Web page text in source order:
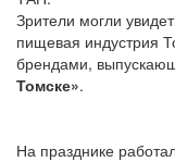
Зрители могли
пищевая индустрия
брендами,
Томске».
На празднике